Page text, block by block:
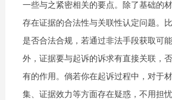
一些与之紧密相关的要点。除了基础的
存在证据的合法性与关联性认定问题。
是否合法合规，若通过非法手段获取可
外，证据要与起诉的诉求有直接关联，
有的作用。倘若你在起诉过程中，对于
集、证据效力等方面存在疑惑，不用担